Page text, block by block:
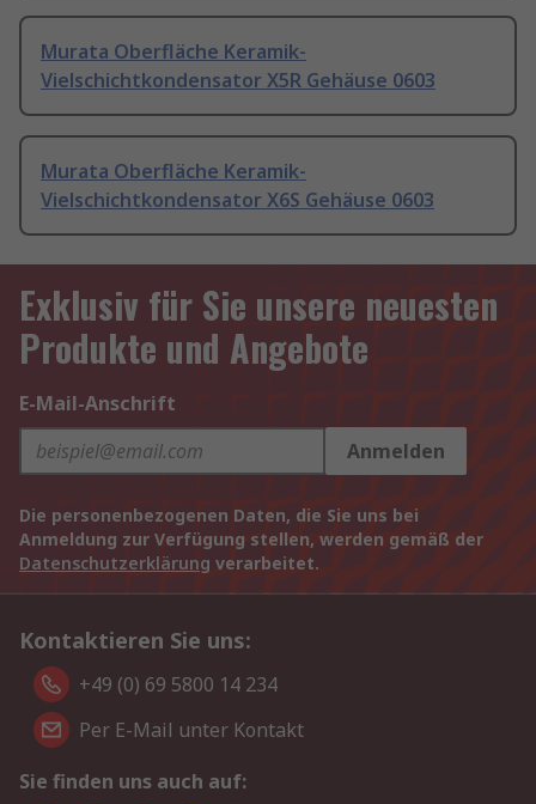
Murata Oberfläche Keramik-
Vielschichtkondensator X5R Gehäuse 0603
Murata Oberfläche Keramik-
Vielschichtkondensator X6S Gehäuse 0603
Exklusiv für Sie unsere neuesten
Produkte und Angebote
E-Mail-Anschrift
Anmelden
Die personenbezogenen Daten, die Sie uns bei
Anmeldung zur Verfügung stellen, werden gemäß der
Datenschutzerklärung verarbeitet.
Kontaktieren Sie uns:
+49 (0) 69 5800 14 234
Per E-Mail unter Kontakt
Sie finden uns auch auf: